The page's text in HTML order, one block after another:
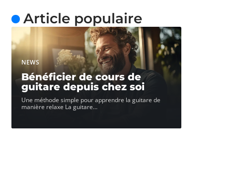
Article populaire
NEWS
Bénéficier de cours de
guitare depuis chez soi
Une méthode simple pour apprendre la guitare de
manière relaxe La guitare…